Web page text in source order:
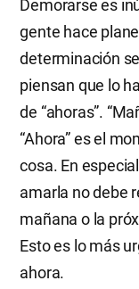
Demorarse es
gente hace
determinación
piensan que lo
de “ahoras”.
“Ahora” es el
cosa. En
amarla no debe
mañana o la
Esto es lo más
ahora.